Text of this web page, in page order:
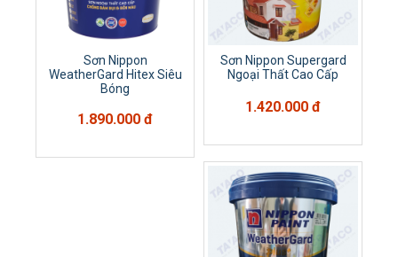
Sơn Nippon
WeatherGard Hitex Siêu
Bóng
1.890.000 đ
Sơn Nippon Supergard
Ngoại Thất Cao Cấp
1.420.000 đ